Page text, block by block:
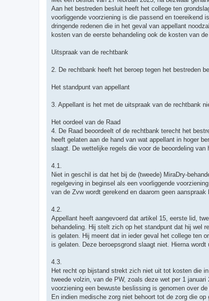
Aan het bestreden besluit heeft het college ten
voorliggende voorziening is die passend en toereikend
dringende redenen die in het geval van appellant
kosten van de eerste behandeling ook de kosten van
Uitspraak van de rechtbank
2. De rechtbank heeft het beroep tegen het bestreden
Het standpunt van appellant
3. Appellant is het met de uitspraak van de rechtbank
Het oordeel van de Raad
4. De Raad beoordeelt of de rechtbank terecht het
heeft gelaten aan de hand van wat appellant in hoger
slaagt. De wettelijke regels die voor de beoordeling
4.1.
Niet in geschil is dat het bij de (tweede) MiraDry-
regelgeving in beginsel als een voorliggende
van de Zvw wordt gerekend en daarom geen
4.2.
Appellant heeft aangevoerd dat artikel 15, eerste lid,
behandeling. Hij stelt zich op het standpunt dat hij wel
is gelaten. Hij meent dat in ieder geval het college ten
is gelaten. Deze beroepsgrond slaagt niet. Hierna wordt
4.3.
Het recht op bijstand strekt zich niet uit tot kosten die
tweede volzin, van de PW, zoals deze wet per 1
voorziening een bewuste beslissing is genomen over
En indien medische zorg niet behoort tot de zorg die